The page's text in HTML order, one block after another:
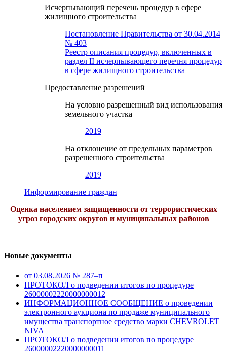
Исчерпывающий перечень процедур в сфере
жилищного строительства
Постановление Правительства от 30.04.2014
№ 403
Реестр описания процедур, включенных в
раздел II исчерпывающего перечня процедур
в сфере жилищного строительства
Предоставление разрешений
На условно разрешенный вид использования
земельного участка
2019
На отклонение от предельных параметров
разрешенного строительства
2019
Информирование граждан
Оценка населением защищенности от террористических
угроз городских округов и муниципальных районов
Новые документы
от 03.08.2026 № 287–п
ПРОТОКОЛ о подведении итогов по процедуре
26000002220000000012
ИНФОРМАЦИОННОЕ СООБЩЕНИЕ о проведении
электронного аукциона по продаже муниципального
имущества транспортное средство марки CHEVROLET
NIVA
ПРОТОКОЛ о подведении итогов по процедуре
26000002220000000011